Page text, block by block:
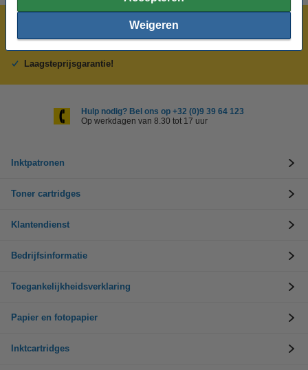
Weigeren
Meer dan 5 miljoen klanten!
Voor 22.00 uur besteld, morgen in huis!
Laagsteprijsgarantie!
Hulp nodig? Bel ons op +32 (0)9 39 64 123
Op werkdagen van 8.30 tot 17 uur
Inktpatronen
Toner cartridges
Klantendienst
Bedrijfsinformatie
Toegankelijkheidsverklaring
Papier en fotopapier
Inktcartridges